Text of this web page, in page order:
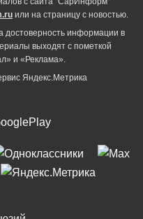
или на страницу с новостью.
достоверность информации в
выходят с пометкой
и «Реклама».
Яндекс.Метрика